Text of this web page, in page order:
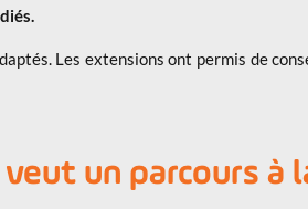
Les extensions ont permis de
un parcours à